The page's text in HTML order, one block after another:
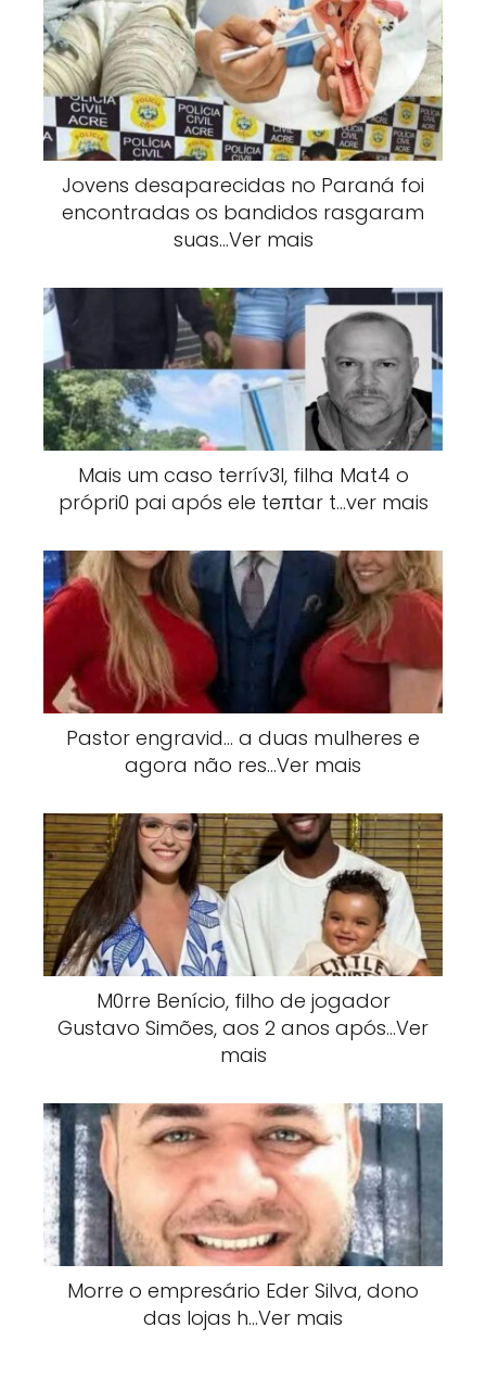
Jovens desaparecidas no Paraná foi
encontradas os bandidos rasgaram
suas…Ver mais
Mais um caso terrív3l, filha Mat4 o
própri0 pai após ele teπtar t…ver mais
Pastor engravid… a duas mulheres e
agora não res…Ver mais
M0rre Benício, filho de jogador
Gustavo Simões, aos 2 anos após…Ver
mais
Morre o empresário Eder Silva, dono
das lojas h…Ver mais